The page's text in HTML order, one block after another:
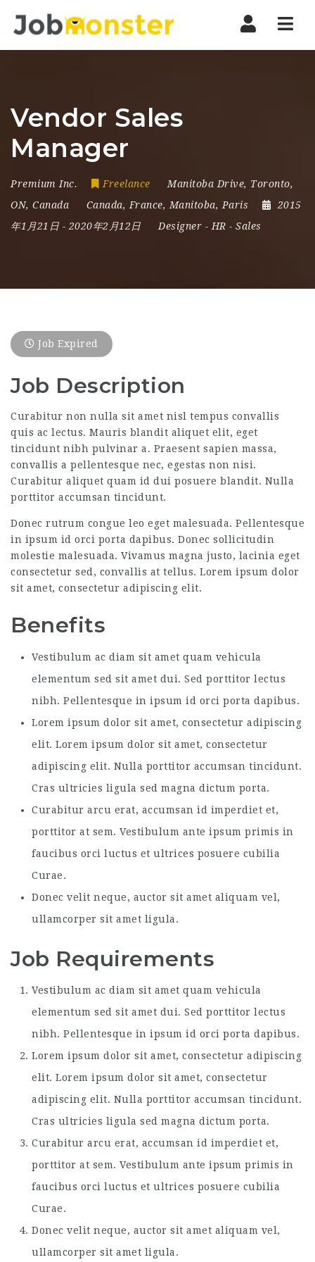
Vendor Sales
Manager
Premium Inc. Freelance Manitoba Drive, Toronto,
ON, Canada Canada, France, Manitoba, Paris
2015
年1月21日 - 2020年2月12日 Designer - HR - Sales
Job Expired
Job Description
Curabitur non nulla sit amet nisl tempus convallis
quis ac lectus. Mauris blandit aliquet elit, eget
tincidunt nibh pulvinar a. Praesent sapien massa,
convallis a pellentesque nec, egestas non nisi.
Curabitur aliquet quam id dui posuere blandit. Nulla
porttitor accumsan tincidunt.
Donec rutrum congue leo eget malesuada. Pellentesque
in ipsum id orci porta dapibus. Donec sollicitudin
molestie malesuada. Vivamus magna justo, lacinia eget
consectetur sed, convallis at tellus. Lorem ipsum dolor
sit amet, consectetur adipiscing elit.
Benefits
Vestibulum ac diam sit amet quam vehicula
elementum sed sit amet dui. Sed porttitor lectus
nibh. Pellentesque in ipsum id orci porta dapibus.
Lorem ipsum dolor sit amet, consectetur adipiscing
elit. Lorem ipsum dolor sit amet, consectetur
adipiscing elit. Nulla porttitor accumsan tincidunt.
Cras ultricies ligula sed magna dictum porta.
Curabitur arcu erat, accumsan id imperdiet et,
porttitor at sem. Vestibulum ante ipsum primis in
faucibus orci luctus et ultrices posuere cubilia
Curae.
Donec velit neque, auctor sit amet aliquam vel,
ullamcorper sit amet ligula.
Job Requirements
Vestibulum ac diam sit amet quam vehicula
elementum sed sit amet dui. Sed porttitor lectus
nibh. Pellentesque in ipsum id orci porta dapibus.
Lorem ipsum dolor sit amet, consectetur adipiscing
elit. Lorem ipsum dolor sit amet, consectetur
adipiscing elit. Nulla porttitor accumsan tincidunt.
Cras ultricies ligula sed magna dictum porta.
Curabitur arcu erat, accumsan id imperdiet et,
porttitor at sem. Vestibulum ante ipsum primis in
faucibus orci luctus et ultrices posuere cubilia
Curae.
Donec velit neque, auctor sit amet aliquam vel,
ullamcorper sit amet ligula.